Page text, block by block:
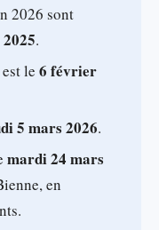
2026 sont
.
le 6 février
5 mars 2026.
mardi 24 mars
en